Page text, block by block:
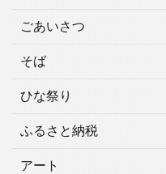
ごあいさつ
そば
ひな祭り
ふるさと納税
アート